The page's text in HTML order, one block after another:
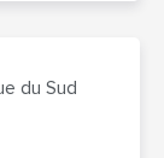
du Sud